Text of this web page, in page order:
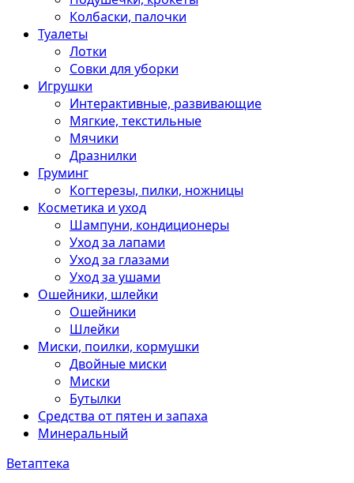
Колбаски, палочки
Туалеты
Лотки
Совки для уборки
Игрушки
Интерактивные, развивающие
Мягкие, текстильные
Мячики
Дразнилки
Груминг
Когтерезы, пилки, ножницы
Косметика и уход
Шампуни, кондиционеры
Уход за лапами
Уход за глазами
Уход за ушами
Ошейники, шлейки
Ошейники
Шлейки
Миски, поилки, кормушки
Двойные миски
Миски
Бутылки
Средства от пятен и запаха
Минеральный
Ветаптека